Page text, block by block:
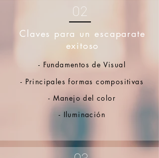
02
Claves para un escaparate
exitoso
- Fundamentos de Visual
- Principales formas compositivas
- Manejo del color
- Iluminación​​